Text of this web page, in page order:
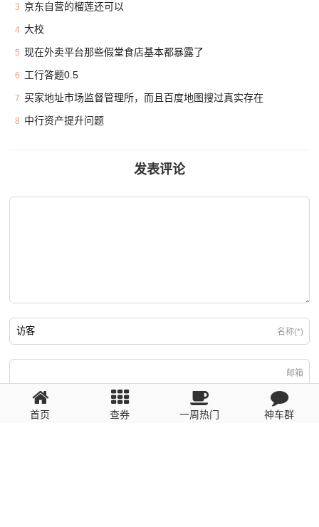
3 京东自营的榴莲还可以
4 大校
5 现在外卖平台那些假堂食店基本都暴露了
6 工行答题0.5
7 买家地址市场监督管理所，而且百度地图搜过真实存在
8 中行资产提升问题
发表评论
名称(*)
邮箱
回复需填写必要信息
首页 查券 一周热门 神车群